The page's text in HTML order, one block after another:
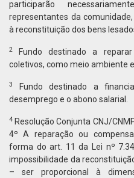
participarão
representantes da
à reconstituição dos bens
2Fundo destinado a
coletivos, como meio ambiente
3
Fundo destinado a
desemprego e o abono salarial.
4 Resolução Conjunta CNJ/
4º A reparação ou
forma do art. 11 da Lei nº
impossibilidade da
– ser proporcional à